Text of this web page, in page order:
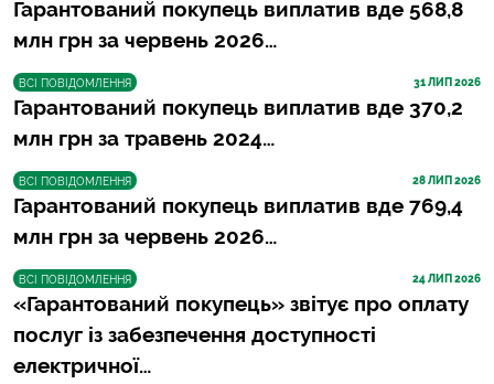
Гарантований покупець виплатив вде 568,8
млн грн за червень 2026…
ВСІ ПОВІДОМЛЕННЯ 31 ЛИП 2026
Гарантований покупець виплатив вде 370,2
млн грн за травень 2024…
ВСІ ПОВІДОМЛЕННЯ 28 ЛИП 2026
Гарантований покупець виплатив вде 769,4
млн грн за червень 2026…
ВСІ ПОВІДОМЛЕННЯ 24 ЛИП 2026
«Гарантований покупець» звітує про оплату
послуг із забезпечення доступності
електричної…